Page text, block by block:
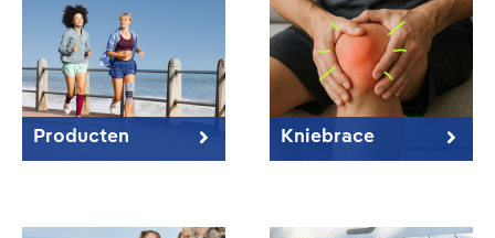
Producten Kniebrace